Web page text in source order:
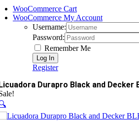
WooCommerce Cart
WooCommerce My Account
Username:
Password:
Remember Me
Register
Durapro Black and Decker